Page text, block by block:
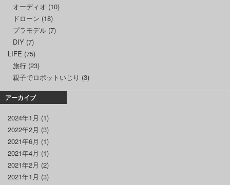
オーディオ (10)
ドローン (18)
プラモデル (7)
DIY (7)
LIFE (75)
旅行 (23)
親子でロボットいじり (3)
アーカイブ
2024年1月 (1)
2022年2月 (3)
2021年6月 (1)
2021年4月 (1)
2021年2月 (2)
2021年1月 (3)